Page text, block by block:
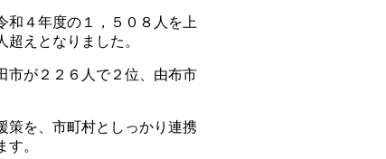
和４年度の１，５０８人を上
えとなりました。
市が２２６人で２位、由布市
策を、市町村としっかり連携
。